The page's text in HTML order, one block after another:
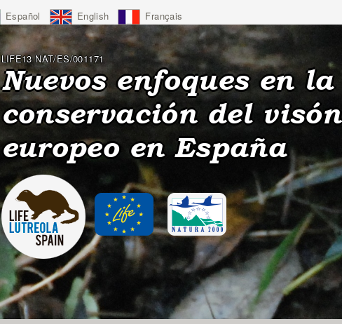
Español English Français
LIFE13 NAT/ES/001171
Nuevos enfoques en la
conservación del visón
europeo en España